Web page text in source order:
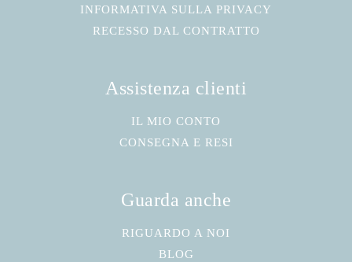
INFORMATIVA SULLA PRIVACY
RECESSO DAL CONTRATTO
Assistenza clienti
IL MIO CONTO
CONSEGNA E RESI
Guarda anche
RIGUARDO A NOI
BLOG